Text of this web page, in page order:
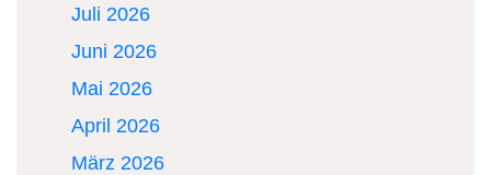
Juli 2026
Juni 2026
Mai 2026
April 2026
März 2026